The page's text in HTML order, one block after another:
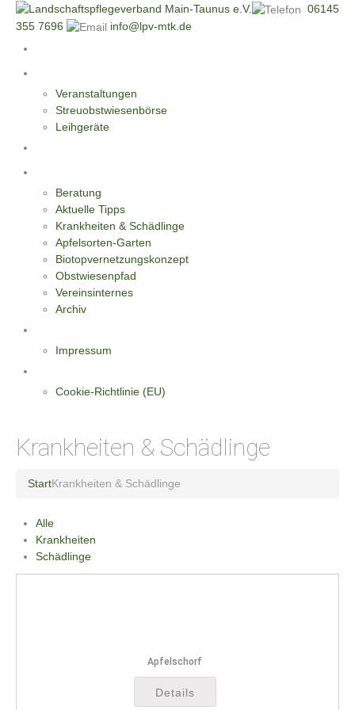
06145
355 7696
info@lpv-mtk.de
Veranstaltungen
Streuobstwiesenbörse
Leihgeräte
Beratung
Aktuelle Tipps
Krankheiten & Schädlinge
Apfelsorten-Garten
Biotopvernetzungskonzept
Obstwiesenpfad
Vereinsinternes
Archiv
Impressum
Cookie-Richtlinie (EU)
Krankheiten & Schädlinge
StartKrankheiten & Schädlinge
Alle
Krankheiten
Schädlinge
Apfelschorf
Details